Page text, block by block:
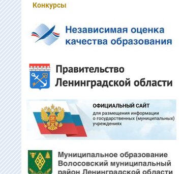
Конкурсы